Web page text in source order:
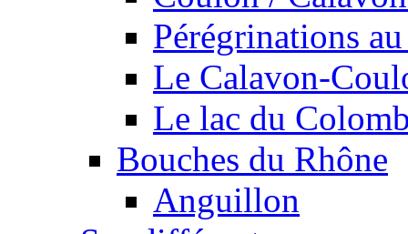
Pérégrinations
Le Calavon-
Le lac du
Bouches du Rhône
Anguillon